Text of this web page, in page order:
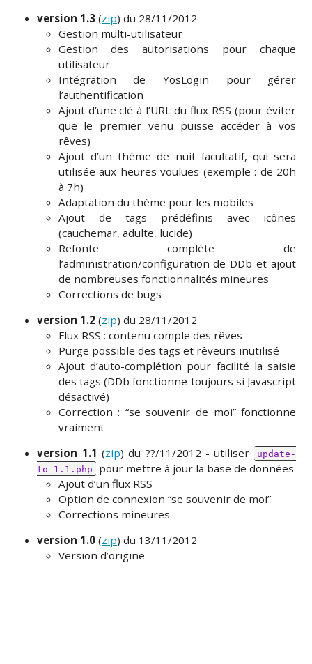
version 1.3 (zip) du 28/11/2012
Gestion multi-utilisateur
Gestion des autorisations pour chaque
utilisateur.
Intégration de YosLogin pour gérer
l’authentification
Ajout d’une clé à l’URL du flux RSS (pour éviter
que le premier venu puisse accéder à vos
rêves)
Ajout d’un thème de nuit facultatif, qui sera
utilisée aux heures voulues (exemple : de 20h
à 7h)
Adaptation du thème pour les mobiles
Ajout de tags prédéfinis avec icônes
(cauchemar, adulte, lucide)
Refonte complète de
l’administration/configuration de DDb et ajout
de nombreuses fonctionnalités mineures
Corrections de bugs
version 1.2 (zip) du 28/11/2012
Flux RSS : contenu comple des rêves
Purge possible des tags et rêveurs inutilisé
Ajout d’auto-complétion pour facilité la saisie
des tags (DDb fonctionne toujours si Javascript
désactivé)
Correction : “se souvenir de moi” fonctionne
vraiment
version 1.1 (zip) du ??/11/2012 - utiliser
update-
to-1.1.php pour mettre à jour la base de données
Ajout d’un flux RSS
Option de connexion “se souvenir de moi”
Corrections mineures
version 1.0 (zip) du 13/11/2012
Version d’origine